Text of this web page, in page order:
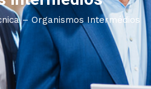
– Organismos Intermédios